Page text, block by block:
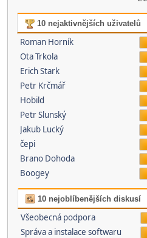
10 nejaktivnějších uživatelů
Roman Horník
Ota Trkola
Erich Stark
Petr Krčmář
Hobild
Petr Slunský
Jakub Lucký
čepi
Brano Dohoda
Boogey
10 nejoblíbenějších diskusí
Všeobecná podpora
Správa a instalace softwaru